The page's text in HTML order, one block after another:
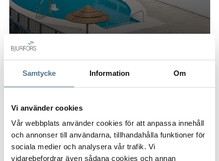
Samtycke Information Om
Vi använder cookies
Vår webbplats använder cookies för att anpassa innehåll
och annonser till användarna, tillhandahålla funktioner för
sociala medier och analysera vår trafik. Vi
vidarebefordrar även sådana cookies och annan